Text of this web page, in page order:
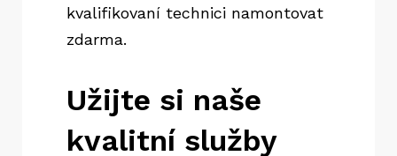
kvalifikovaní technici namontovat
zdarma.
Užijte si naše
kvalitní služby